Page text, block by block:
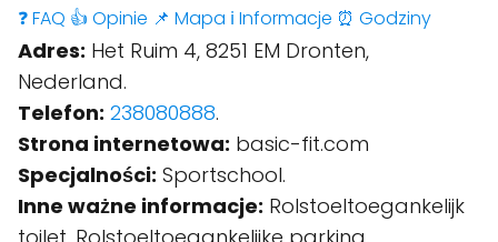
❓ FAQ 👍 Opinie 📌 Mapa ℹ️ Informacje ⏰ Godziny
Adres: Het Ruim 4, 8251 EM Dronten,
Nederland.
Telefon: 238080888.
Strona internetowa: basic-fit.com
Specjalności: Sportschool.
Inne ważne informacje: Rolstoeltoegankelijk